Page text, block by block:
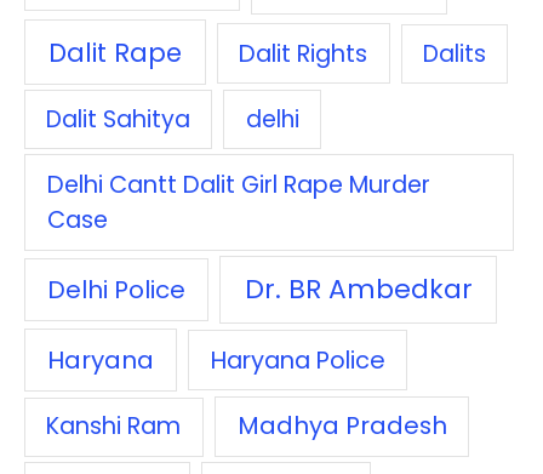
Dalit Rape Dalit Rights Dalits
Dalit Sahitya delhi
Delhi Cantt Dalit Girl Rape Murder
Case
Delhi Police Dr. BR Ambedkar
Haryana Haryana Police
Kanshi Ram
Madhya Pradesh